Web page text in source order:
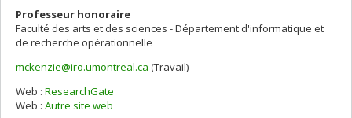
Professeur honoraire
Faculté des arts et des sciences - Département d'informatique et
de recherche opérationnelle
mckenzie@iro.umontreal.ca (Travail)
Web : ResearchGate
Web : Autre site web